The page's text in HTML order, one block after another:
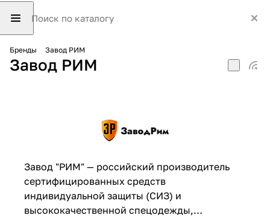
Бренды Завод РИМ
Завод РИМ
Завод "РИМ" — российский производитель
сертифицированных средств
индивидуальной защиты (СИЗ) и
высококачественной спецодежды,